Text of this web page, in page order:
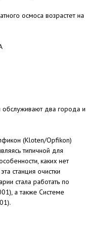
осмоса возрастет на
два города и
(Kloten/Opfikon)
типичной для
каких нет
станция очистки
стала работать по
а также Системе